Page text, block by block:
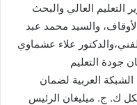
التعليم العالي والبحث
والسيد محمد عبد
علاء عشماوي
جودة التعليم
الشبكة العربية لضمان
ك. ج. ميليغان الرئيس